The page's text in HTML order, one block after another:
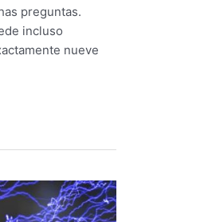
preguntas.
incluso
nueve